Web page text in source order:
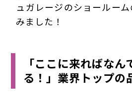
ュガレージのショールー
みました！
「ここに来ればなん
る！」業界トップの